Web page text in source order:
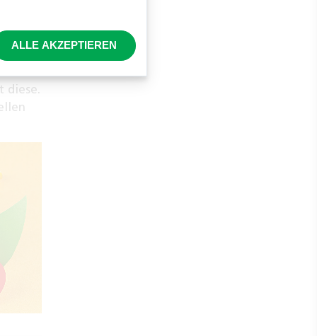
diese.
ALLE AKZEPTIEREN